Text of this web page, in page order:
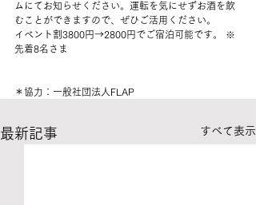
ムにてお知らせください。運転を気にせずお酒を飲
むことができますので、ぜひご活用ください。
イベント割3800円→2800円でご宿泊可能です。 ※
先着8名さま
＊協力：一般社団法人FLAP
最新記事 すべて表示